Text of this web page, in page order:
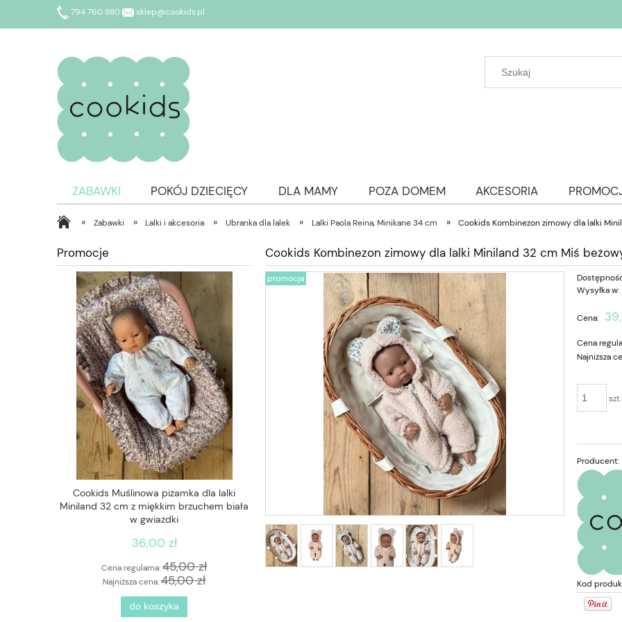
794 760 880 sklep@cookids.pl
ZABAWKI POKÓJ DZIECIĘCY DLA MAMY POZA DOMEM AKCESORIA
» Zabawki » Lalki i akcesoria » Ubranka dla lalek » Lalki Paola Reina, Minikane 34 cm » Cookids Kombinezon zimowy dla lalki
Promocje
Cookids Muślinowa piżamka dla lalki
Miniland 32 cm z miękkim brzuchem biała
w gwiazdki
36,00 zł
Cena regularna:45,00 zł
Najniższa cena:45,00 zł
do koszyka
Quut Ballo Wiaderko wielofunkcyjne
Bungee Vintage Blue + Mighty Orange
37,45 zł
Cena regularna:74,90 zł
Cookids Ubranko dla lalek Miniland 38
rampers miętowy w złote kropki
39,00 zł
35,10 zł
powiadom o dostępności
Cookids Kombinezon zimowy dla lalki Miniland 32 cm Miś
promocja
Wysyłka w:
Cena:
Cena
Najniższa
szt.
Producent:
Kod